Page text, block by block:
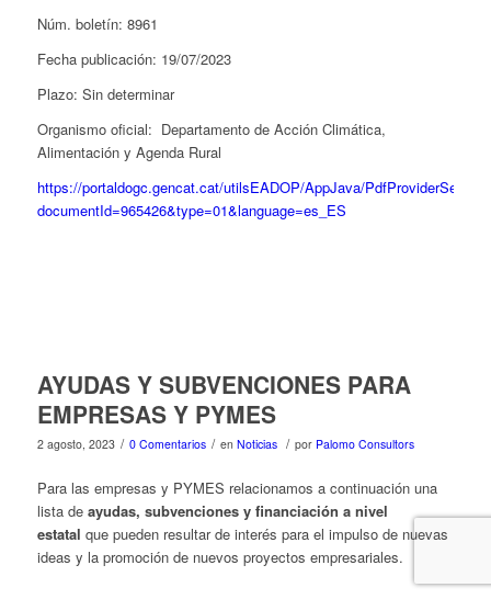
Núm. boletín: 8961
Fecha publicación: 19/07/2023
Plazo: Sin determinar
Organismo oficial: Departamento de Acción Climática,
Alimentación y Agenda Rural
https://portaldogc.gencat.cat/utilsEADOP/AppJava/PdfProviderServlet?
documentId=965426&type=01&language=es_ES
AYUDAS Y SUBVENCIONES PARA
EMPRESAS Y PYMES
2 agosto, 2023 / 0 Comentarios / en Noticias / por Palomo Consultors
Para las empresas y PYMES relacionamos a continuación una
lista de ayudas, subvenciones y financiación a nivel
estatal que pueden resultar de interés para el impulso de nuevas
ideas y la promoción de nuevos proyectos empresariales.